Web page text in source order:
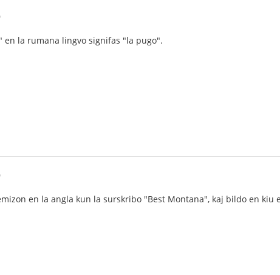
en la rumana lingvo signifas "la pugo".
en la angla kun la surskribo "Best Montana", kaj bildo en kiu